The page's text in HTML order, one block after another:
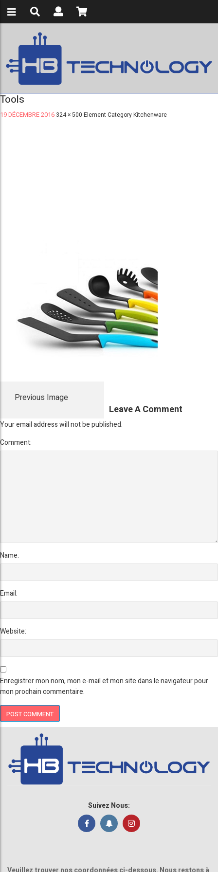
Tools
19 DÉCEMBRE 2016 324 × 500 Element Category Kitchenware
Previous Image
Leave A Comment
Your email address will not be published.
Comment:
Name:
Email:
Website:
Enregistrer mon nom, mon e-mail et mon site dans le navigateur pour
mon prochain commentaire.
Suivez Nous: